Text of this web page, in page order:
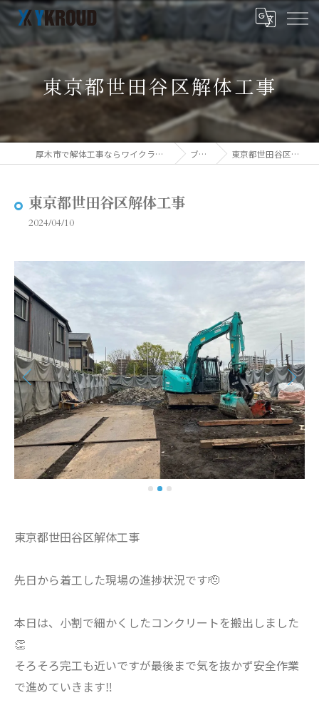
東京都世田谷区解体工事
厚木市で解体工事ならワイクラウド株式会社 ブログ 東京都世田谷区解体工事
東京都世田谷区解体工事
2024/04/10
東京都世田谷区解体工事
先日から着工した現場の進捗状況です🫡
本日は、小割で細かくしたコンクリートを搬出しました
👏
そろそろ完工も近いですが最後まで気を抜かず安全作業
で進めていきます‼️